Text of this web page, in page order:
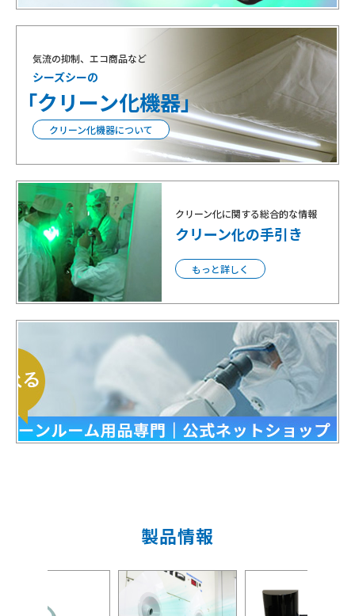
気流の抑制、エコ商品など
シーズシーの
「クリーン化機器」
クリーン化機器について
クリーン化に関する総合的な情報
クリーン化の手引き
もっと詳しく
製品情報